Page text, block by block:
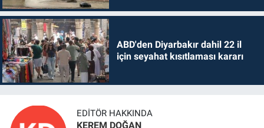
ABD'den Diyarbakır dahil 22 il
için seyahat kısıtlaması kararı
EDITÖR HAKKINDA
KEREM DOĞAN